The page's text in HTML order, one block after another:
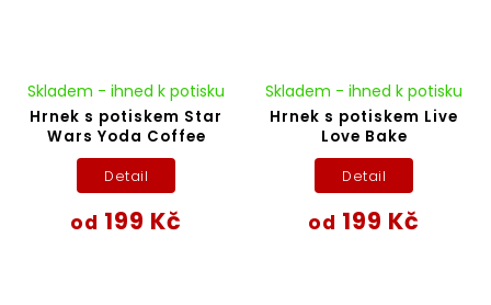
Hrnek s potiskem Star
Wars Yoda Coffee
Skladem - ihned k potisku
od 199 Kč
Detail
Hrnek s potiskem Live
Love Bake
Skladem - ihned k potisku
od 199 Kč
Detail